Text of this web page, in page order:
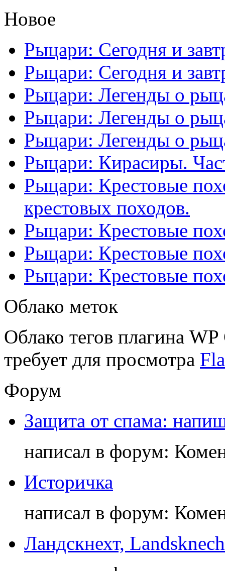
Новое
Рыцари: Сегодня и
Рыцари: Сегодня и
Рыцари: Легенды о
Рыцари: Легенды о
Рыцари: Легенды о
Рыцари: Кирасиры.
Рыцари: Крестовые
крестовых походов.
Рыцари: Крестовые
Рыцари: Крестовые
Рыцари: Крестовые
Облако меток
Облако тегов плагина
требует для просмотра
Форум
Защита от спама:
написал в форум:
Историчка
написал в форум:
Ландскнехт,